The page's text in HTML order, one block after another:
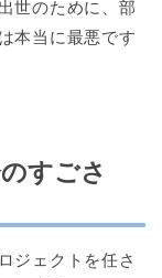
世のために、部
本当に最悪です
すごさ
ジェクトを任さ